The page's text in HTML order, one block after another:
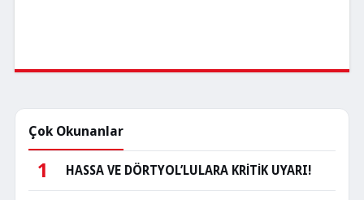
Çok Okunanlar
1 HASSA VE DÖRTYOL’LULARA KRİTİK UYARI!